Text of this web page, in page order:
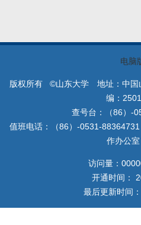
电脑
版权所有 ©山东大学 地址：中国
编：
查号台：（86）-
值班电话：（86）-0531-
作办
访问量：
开通时间：
最后更新时间：